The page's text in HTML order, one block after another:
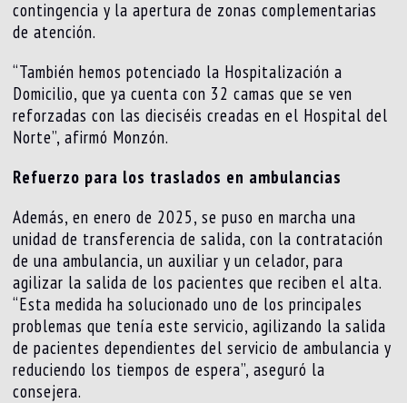
contingencia y la apertura de zonas complementarias
de atención.
“También hemos potenciado la Hospitalización a
Domicilio, que ya cuenta con 32 camas que se ven
reforzadas con las dieciséis creadas en el Hospital del
Norte”, afirmó Monzón.
Refuerzo para los traslados en ambulancias
Además, en enero de 2025, se puso en marcha una
unidad de transferencia de salida, con la contratación
de una ambulancia, un auxiliar y un celador, para
agilizar la salida de los pacientes que reciben el alta.
“Esta medida ha solucionado uno de los principales
problemas que tenía este servicio, agilizando la salida
de pacientes dependientes del servicio de ambulancia y
reduciendo los tiempos de espera”, aseguró la
consejera.